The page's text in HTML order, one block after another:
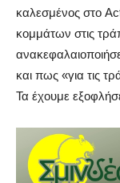
καλεσμένος στο
κομμάτων στις
και πως «για τις
Τα έχουμε